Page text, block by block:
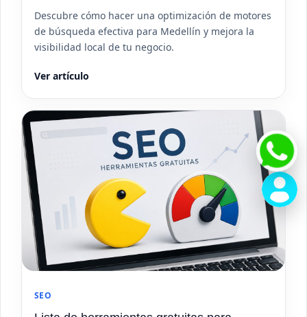
Descubre cómo hacer una optimización de motores
de búsqueda efectiva para Medellín y mejora la
visibilidad local de tu negocio.
Ver artículo
SEO